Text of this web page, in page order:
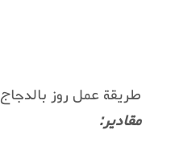
طريقة عمل روز بالدجاج
مقادير: